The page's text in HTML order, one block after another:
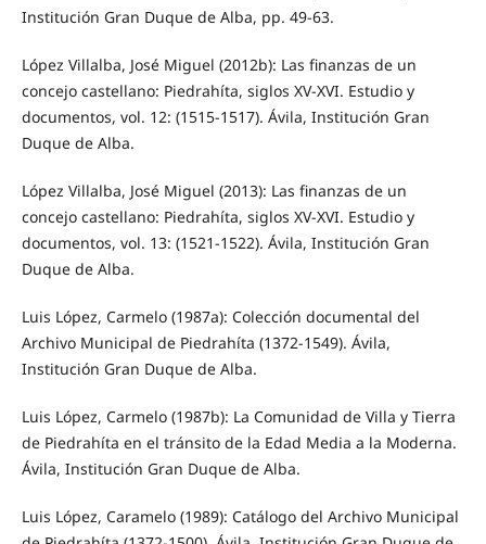
Institución Gran Duque de Alba, pp. 49-63.
López Villalba, José Miguel (2012b): Las finanzas de un
concejo castellano: Piedrahíta, siglos XV-XVI. Estudio y
documentos, vol. 12: (1515-1517). Ávila, Institución Gran
Duque de Alba.
López Villalba, José Miguel (2013): Las finanzas de un
concejo castellano: Piedrahíta, siglos XV-XVI. Estudio y
documentos, vol. 13: (1521-1522). Ávila, Institución Gran
Duque de Alba.
Luis López, Carmelo (1987a): Colección documental del
Archivo Municipal de Piedrahíta (1372-1549). Ávila,
Institución Gran Duque de Alba.
Luis López, Carmelo (1987b): La Comunidad de Villa y Tierra
de Piedrahíta en el tránsito de la Edad Media a la Moderna.
Ávila, Institución Gran Duque de Alba.
Luis López, Caramelo (1989): Catálogo del Archivo Municipal